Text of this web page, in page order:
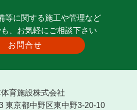
等に関する施工や管理など
、お気軽にご相談下さい
お問合せ
体育施設株式会社
東京都中野区東中野3-20-10